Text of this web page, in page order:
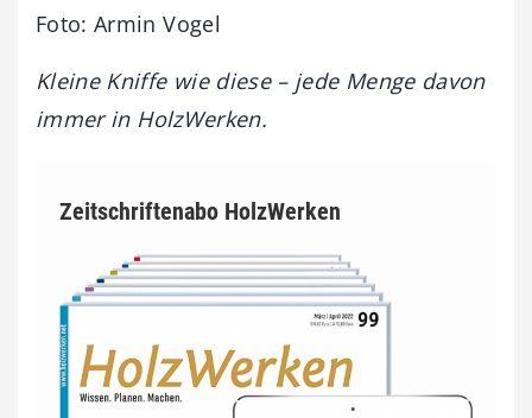
Foto: Armin Vogel
Kleine Kniffe wie diese – jede Menge davon
immer in HolzWerken.
Zeitschriftenabo HolzWerken